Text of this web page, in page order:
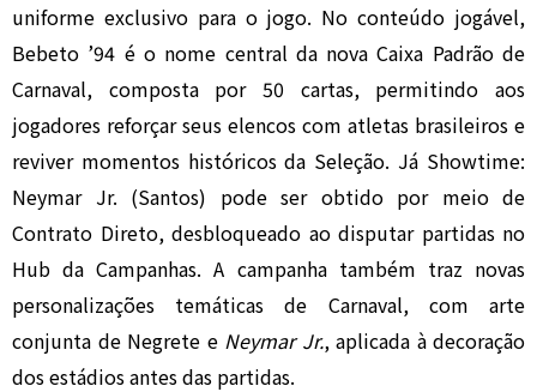
uniforme exclusivo para o jogo. No conteúdo jogável,
Bebeto ’94 é o nome central da nova Caixa Padrão de
Carnaval, composta por 50 cartas, permitindo aos
jogadores reforçar seus elencos com atletas brasileiros e
reviver momentos históricos da Seleção. Já Showtime:
Neymar Jr. (Santos) pode ser obtido por meio de
Contrato Direto, desbloqueado ao disputar partidas no
Hub da Campanhas. A campanha também traz novas
personalizações temáticas de Carnaval, com arte
conjunta de Negrete e Neymar Jr., aplicada à decoração
dos estádios antes das partidas.